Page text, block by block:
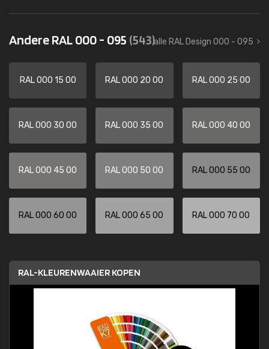
Andere RAL 000 - 095 (543)alle RAL Design 000 - 095
RAL 000 15 00 RAL 000 20 00 RAL 000 25 00
RAL 000 30 00 RAL 000 35 00 RAL 000 40 00
RAL 000 45 00 RAL 000 50 00 RAL 000 55 00
RAL 000 60 00 RAL 000 65 00 RAL 000 70 00
RAL-KLEURENWAAIER KOPEN